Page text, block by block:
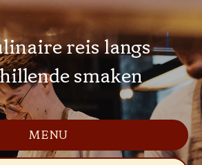
reis langs
smaken
MENU